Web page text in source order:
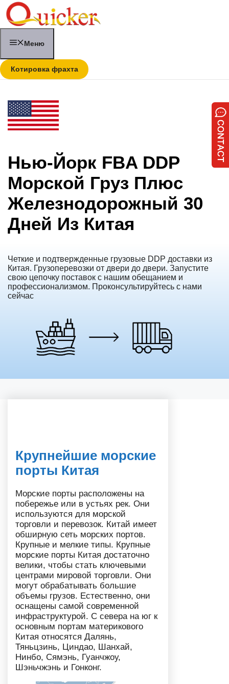
Перейти
содержимому
Меню
Котировка фрахта
Нью-Йорк FBA DDP
Морской Груз Плюс
Железнодорожный 30
Дней Из Китая
Четкие и подтвержденные грузовые DDP доставки из
Китая. Грузоперевозки от двери до двери. Запустите
свою цепочку поставок с нашим обещанием и
профессионализмом. Проконсультируйтесь с нами
сейчас
Крупнейшие морские
порты Китая
Морские порты расположены на
побережье или в устьях рек. Они
используются для морской
торговли и перевозок. Китай имеет
обширную сеть морских портов.
Крупные и мелкие типы. Крупные
морские порты Китая достаточно
велики, чтобы стать ключевыми
центрами мировой торговли. Они
могут обрабатывать большие
объемы грузов. Естественно, они
оснащены самой современной
инфраструктурой. С севера на юг к
основным портам материкового
Китая относятся Далянь,
Тяньцзинь, Циндао, Шанхай,
Нинбо, Сямэнь, Гуанчжоу,
Шэньчжэнь и Гонконг.